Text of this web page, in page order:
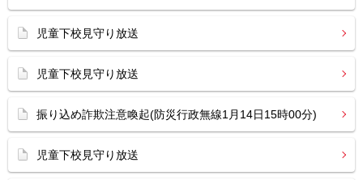
児童下校見守り放送
児童下校見守り放送
振り込め詐欺注意喚起(防災行政無線1月14日15時00分)
児童下校見守り放送